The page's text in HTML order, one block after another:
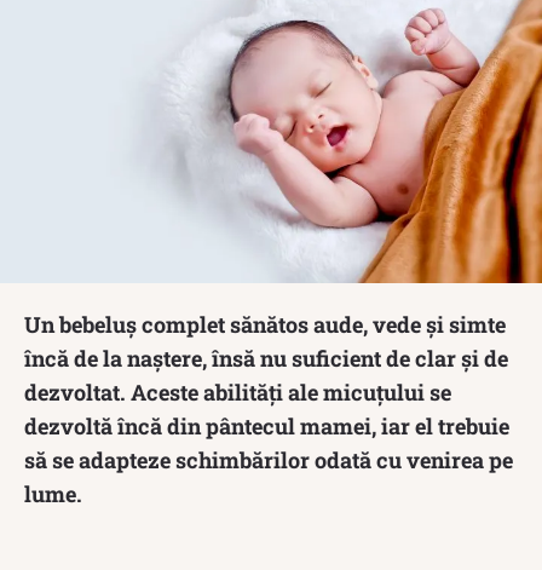
Un bebeluș complet sănătos aude, vede și simte
încă de la naștere, însă nu suficient de clar și de
dezvoltat. Aceste abilități ale micuțului se
dezvoltă încă din pântecul mamei, iar el trebuie
să se adapteze schimbărilor odată cu venirea pe
lume.